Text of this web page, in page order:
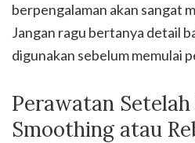
berpengalaman akan sangat
Jangan ragu bertanya detail
digunakan sebelum memulai
Perawatan
Smoothing atau